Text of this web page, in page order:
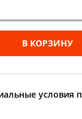
В КОРЗИНУ
условия